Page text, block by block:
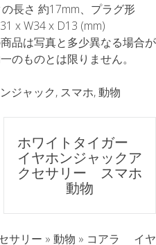
長さ 約17mm、プラグ形
x W34 x D13 (mm)
品は写真と多少異なる場合が
のものとは限りません。
ジャック, スマホ,動物
ホワイトタイガー
イヤホンジャックア
クセサリー スマホ
動物
サリー » 動物 » コアラ イヤ